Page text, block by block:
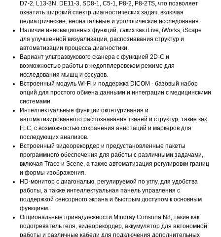
D7-2, L13-3N, DE11-3, SD8-1, C5-1, P8-2, P8-2TS, что позволяет
охватить широкий спектр диагностических задач, включая
педиатрические, неонатальные и урологические исследования.
Наличие инновационных функций, таких как iLive, iWorks, iScape
для улучшенной визуализации, распознавания структур и
автоматизации процесса диагностики.
Вариант ультразвукового сканера с функцией 2D-C и
возможностью работы в недопплеровском режиме для
исследования мышц и сосудов.
Встроенный модуль Wi-Fi и поддержка DICOM - базовый набор
опций для простого обмена данными и интеграции с медицинскими
системами.
Интеллектуальные функции оконтуривания и
автоматизированного распознавания тканей и структур, такие как
FLC, с возможностью сохранения аннотаций и маркеров для
последующих анализов.
Встроенный видеорекордер и предустановленные пакеты
программного обеспечения для работы с различными задачами,
включая Trace и Scene, а также автоматизация регулировки границ
и формы изображения.
HD-монитор с диагональю, регулируемой по углу, для удобства
работы, а также интеллектуальная панель управления с
поддержкой сенсорного экрана и быстрым доступом к основным
функциям.
Опциональные принадлежности Mindray Consona N8, такие как
подогреватель геля, видеорекордер, аккумулятор для автономной
работы и различные кабели для подключения дополнительных